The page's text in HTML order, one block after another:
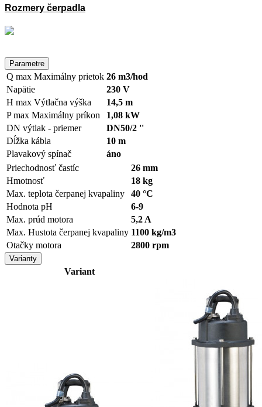
Rozmery čerpadla
Parametre
Q max Maximálny prietok 26 m3/hod
Napätie
230 V
H max Výtlačna výška
14,5 m
P max Maximálny príkon
1,08 kW
DN výtlak - priemer
DN50/2 ''
Dĺžka kábla
10 m
Plavakový spínač
áno
Priechodnosť častíc
26 mm
Hmotnosť
18 kg
Max. teplota čerpanej kvapaliny
40 °C
Hodnota pH
6-9
Max. prúd motora
5,2 A
Max. Hustota čerpanej kvapaliny 1100 kg/m3
Otačky motora
2800 rpm
Varianty
Variant